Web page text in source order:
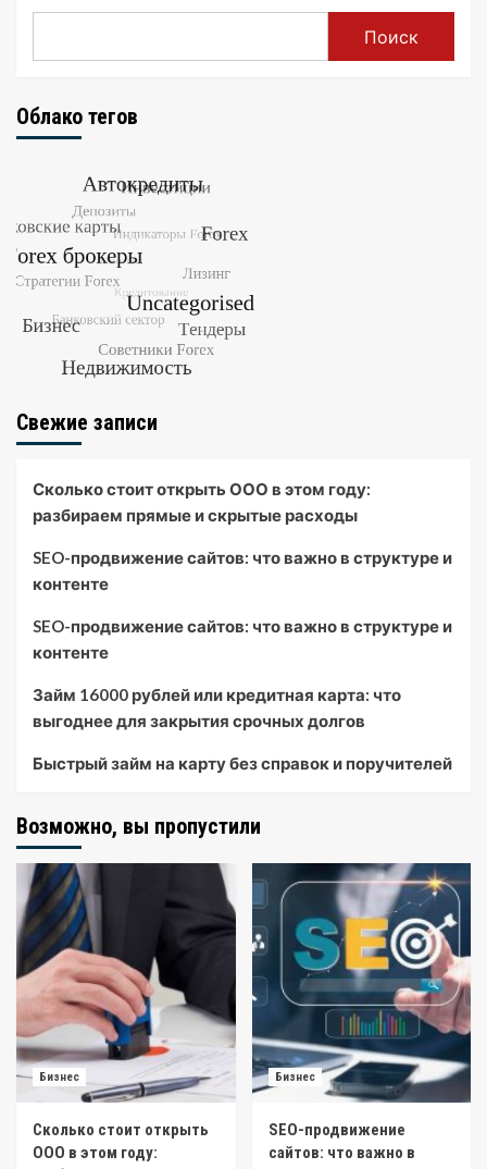
Поиск
Облако тегов
Свежие записи
Сколько стоит открыть ООО в этом году:
разбираем прямые и скрытые расходы
SEO-продвижение сайтов: что важно в структуре и
контенте
SEO-продвижение сайтов: что важно в структуре и
контенте
Займ 16000 рублей или кредитная карта: что
выгоднее для закрытия срочных долгов
Быстрый займ на карту без справок и поручителей
Возможно, вы пропустили
Бизнес
Сколько стоит открыть
ООО в этом году:
Бизнес
SEO-продвижение
сайтов: что важно в